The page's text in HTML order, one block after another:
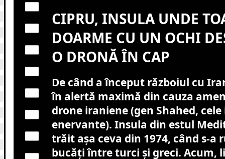
CIPRU, INSULA UNDE
DOARME CU UN OCHI
O DRONĂ ÎN CAP
De când a început războiul cu
în alertă maximă din cauza
drone iraniene (gen Shahed,
enervante). Insula din estul
trăit așa ceva din 1974, când s-a
bucăți între turci și greci. Acum,